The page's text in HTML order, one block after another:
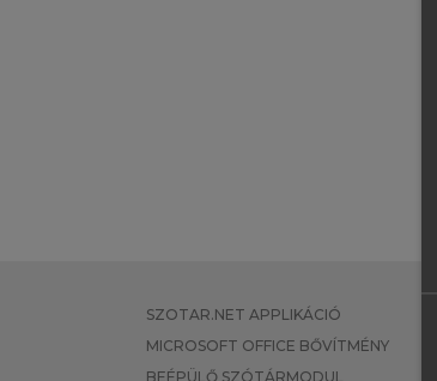
SZOTAR.NET APPLIKÁCIÓ
MICROSOFT OFFICE BŐVÍTMÉNY
BEÉPÜLŐ SZÓTÁRMODUL